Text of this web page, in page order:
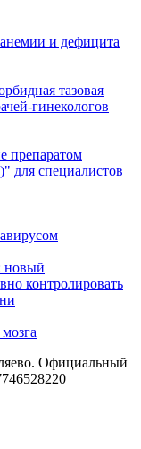
и дефицита
тазовая
гинекологов
препаратом
для специалистов
новый
контролировать
Официальный